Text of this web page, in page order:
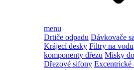
menu
Drtiče odpadu Dávkovače
Krájecí desky Filtry na vodu
komponenty dřezu Misky
Dřezové sifony Excentrické